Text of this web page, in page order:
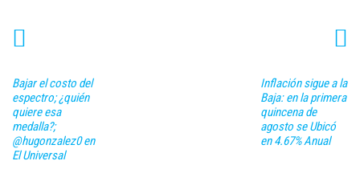
Bajar el costo del
espectro; ¿quién
quiere esa
medalla?;
@hugonzalez0 en
El Universal
Inflación sigue a la
Baja: en la primera
quincena de
agosto se Ubicó
en 4.67% Anual